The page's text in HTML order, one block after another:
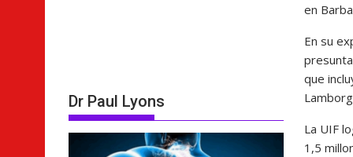
en
En su
que
La UIF
1,5
Dr Paul Lyons